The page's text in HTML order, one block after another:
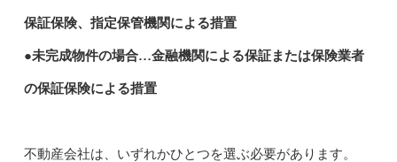
保証保険、指定保管機関による措置
●未完成物件の場合…金融機関による保証または保険業者
の保証保険による措置
不動産会社は、いずれかひとつを選ぶ必要があります。